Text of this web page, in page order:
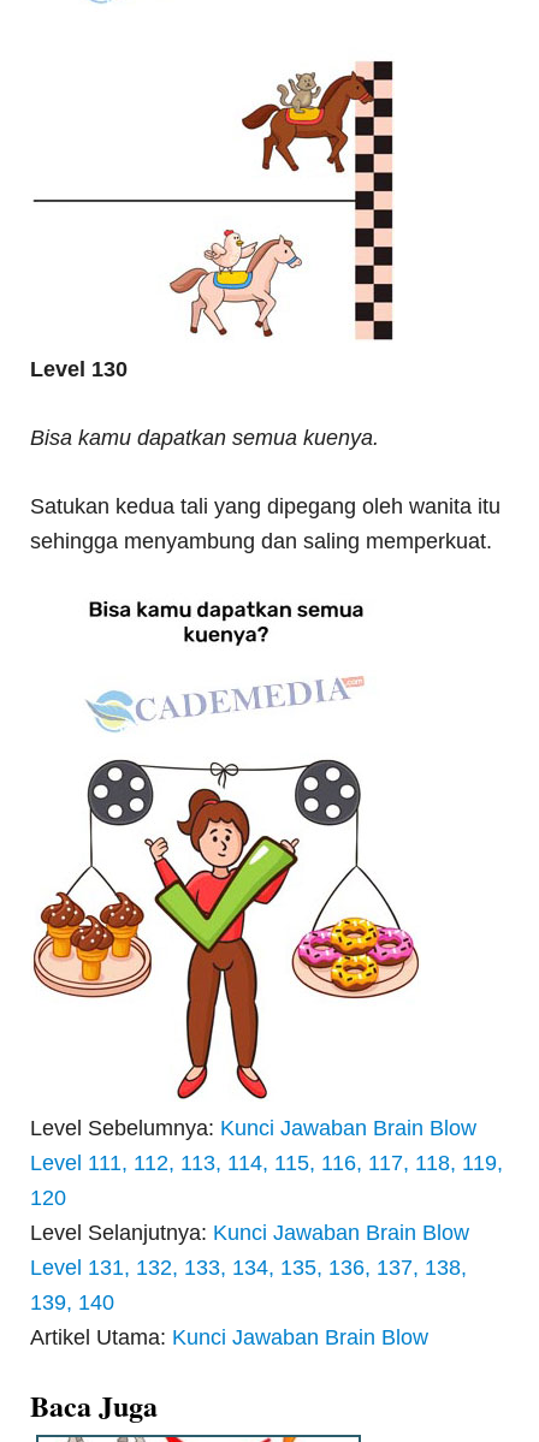
Level 130
Bisa kamu dapatkan semua kuenya.
Satukan kedua tali yang dipegang oleh wanita itu
sehingga menyambung dan saling memperkuat.
Level Sebelumnya: Kunci Jawaban Brain Blow
Level 111, 112, 113, 114, 115, 116, 117, 118, 119,
120
Level Selanjutnya: Kunci Jawaban Brain Blow
Level 131, 132, 133, 134, 135, 136, 137, 138,
139, 140
Artikel Utama: Kunci Jawaban Brain Blow
Baca Juga